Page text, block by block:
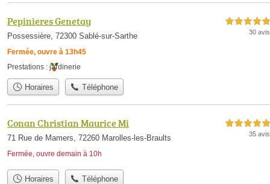
Pepinieres Genetay
Possessière, 72300 Sablé-sur-Sarthe
Fermée, ouvre à 13h45
5,0 étoiles sur 5
30 avis
Prestations : jardinerie
Horaires Téléphone
Conan Christian Maurice Mi
71 Rue de Mamers, 72260 Marolles-les-Braults
Fermée, ouvre demain à 10h
5,0 étoiles sur 5
35 avis
Horaires Téléphone